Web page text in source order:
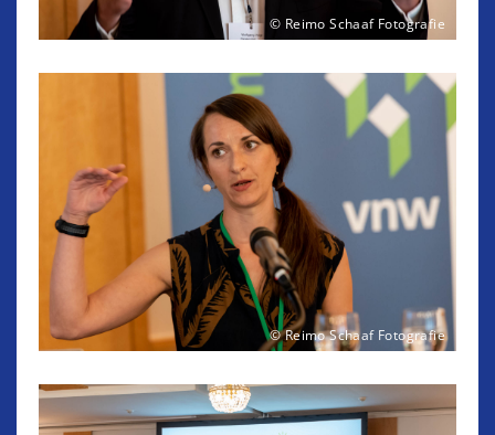
© Reimo Schaaf Fotografie
© Reimo Schaaf Fotografie